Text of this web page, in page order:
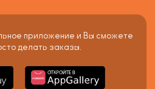
приложение и Вы сможете
делать заказы.